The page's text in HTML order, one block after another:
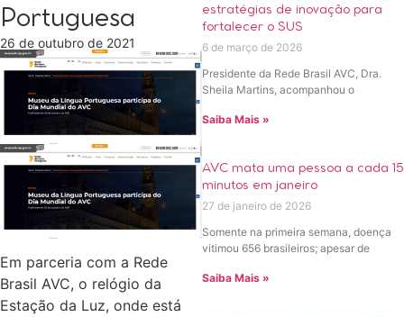
Portuguesa
26 de outubro de 2021
Em parceria com a Rede
Brasil AVC, o relógio da
Estação da Luz, onde está
estratégias de inovação para
fortalecer o SUS
6 de março de 2026
Presidente da Rede Brasil AVC, Dra.
Sheila Martins, acompanhou o
Saiba Mais »
AVC mata uma pessoa a cada 15
minutos em janeiro
27 de janeiro de 2026
Somente na primeira semana, doença
vitimou 656 brasileiros; apesar de
Saiba Mais »